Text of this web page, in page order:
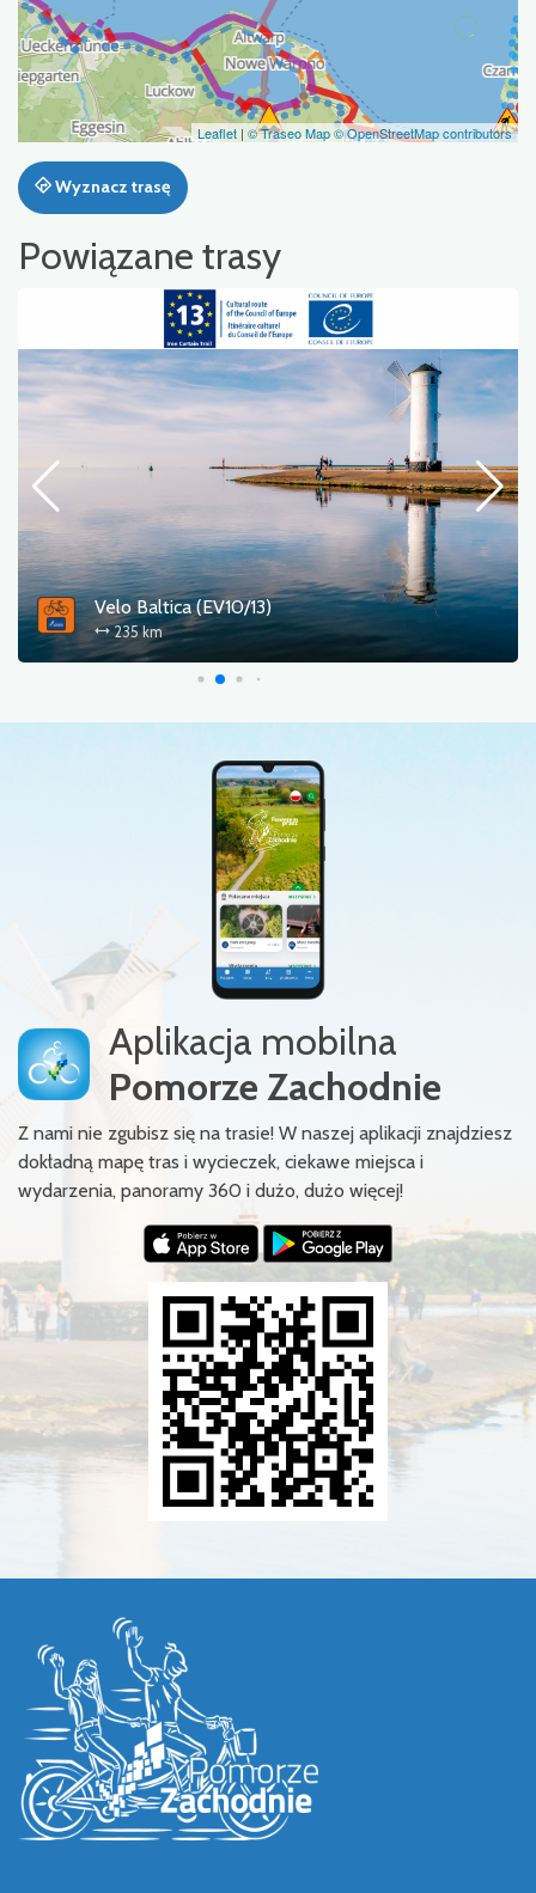
Leaflet | © Traseo Map© OpenStreetMap contributors
Wyznacz trasę
Powiązane trasy
Blue Velo (R3)
268 km
Aplikacja mobilna
Pomorze Zachodnie
Z nami nie zgubisz się na trasie! W naszej aplikacji znajdziesz
dokładną mapę tras i wycieczek, ciekawe miejsca i
wydarzenia, panoramy 360 i dużo, dużo więcej!